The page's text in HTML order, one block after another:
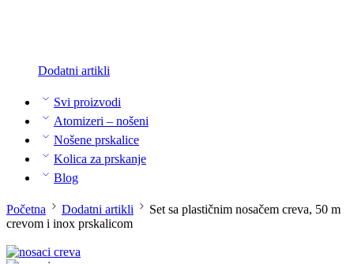
Dodatni artikli
Svi proizvodi
Atomizeri – nošeni
Nošene prskalice
Kolica za prskanje
Blog
Početna Dodatni artikli
Set sa plastičnim nosačem creva, 50 m
crevom i inox prskalicom